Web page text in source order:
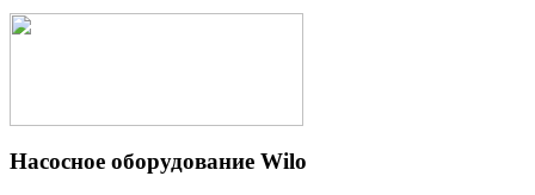
Насосное оборудование Wilo